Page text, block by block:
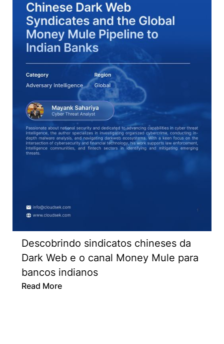
Descobrindo sindicatos chineses da
Dark Web e o canal Money Mule para
bancos indianos
Read More